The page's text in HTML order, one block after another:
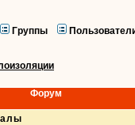
Группы
Форум